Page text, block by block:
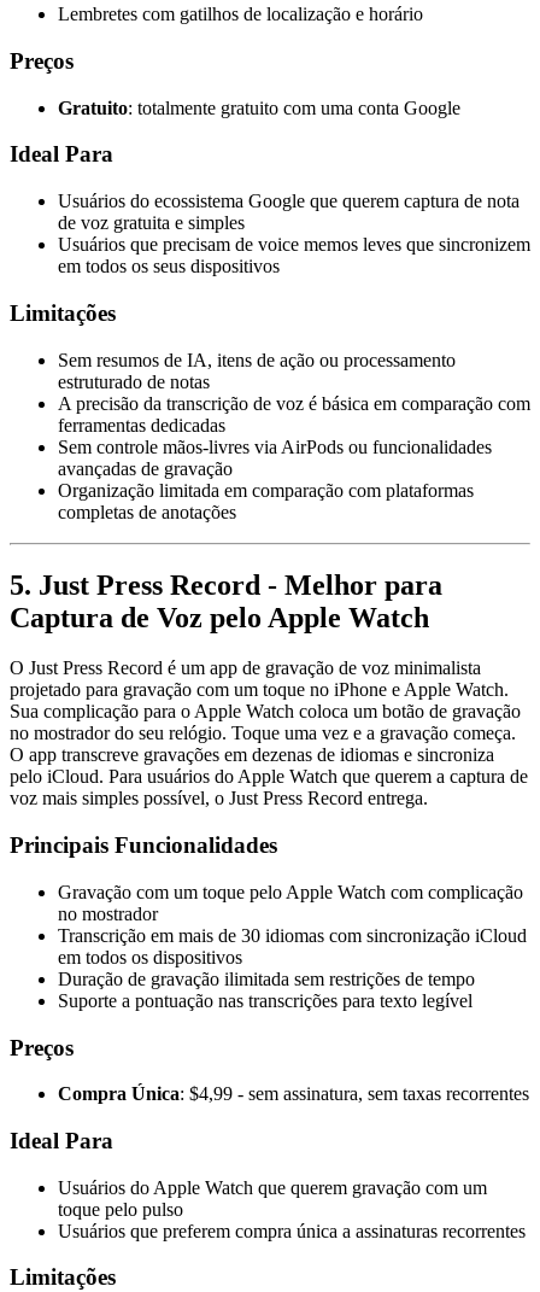
Lembretes com gatilhos de localização e horário
Preços
Gratuito: totalmente gratuito com uma conta Google
Ideal Para
Usuários do ecossistema Google que querem captura de nota
de voz gratuita e simples
Usuários que precisam de voice memos leves que sincronizem
em todos os seus dispositivos
Limitações
Sem resumos de IA, itens de ação ou processamento
estruturado de notas
A precisão da transcrição de voz é básica em comparação com
ferramentas dedicadas
Sem controle mãos-livres via AirPods ou funcionalidades
avançadas de gravação
Organização limitada em comparação com plataformas
completas de anotações
5. Just Press Record - Melhor para
Captura de Voz pelo Apple Watch
O Just Press Record é um app de gravação de voz minimalista
projetado para gravação com um toque no iPhone e Apple Watch.
Sua complicação para o Apple Watch coloca um botão de gravação
no mostrador do seu relógio. Toque uma vez e a gravação começa.
O app transcreve gravações em dezenas de idiomas e sincroniza
pelo iCloud. Para usuários do Apple Watch que querem a captura de
voz mais simples possível, o Just Press Record entrega.
Principais Funcionalidades
Gravação com um toque pelo Apple Watch com complicação
no mostrador
Transcrição em mais de 30 idiomas com sincronização iCloud
em todos os dispositivos
Duração de gravação ilimitada sem restrições de tempo
Suporte a pontuação nas transcrições para texto legível
Preços
Compra Única: $4,99 - sem assinatura, sem taxas recorrentes
Ideal Para
Usuários do Apple Watch que querem gravação com um
toque pelo pulso
Usuários que preferem compra única a assinaturas recorrentes
Limitações